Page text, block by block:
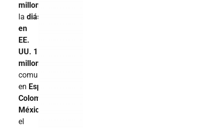
millones
ladiáspora
en
EE.
UU. 1.6
millones
comunidades
en España
Colombia
México
el